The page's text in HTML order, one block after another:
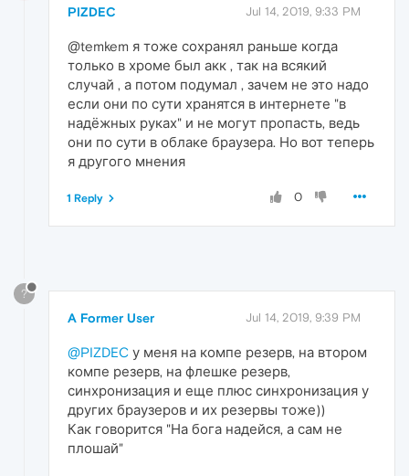
PIZDEC Jul 14, 2019, 9:33 PM
@temkem я тоже сохранял раньше когда
только в хроме был акк , так на всякий
случай , а потом подумал , зачем не это надо
если они по сути хранятся в интернете "в
надёжных руках" и не могут пропасть, ведь
они по сути в облаке браузера. Но вот теперь
я другого мнения
0
1 Reply
?
A Former User Jul 14, 2019, 9:39 PM
@PIZDEC у меня на компе резерв, на втором
компе резерв, на флешке резерв,
синхронизация и еще плюс синхронизация у
других браузеров и их резервы тоже))
Как говорится "На бога надейся, а сам не
плошай"